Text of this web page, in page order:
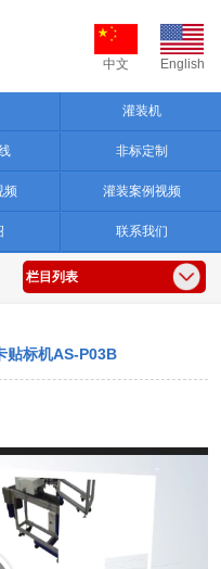
中文 English
灌装机
非标定制
频 灌装案例视频
联系我们
栏目列表
贴标机AS-P03B